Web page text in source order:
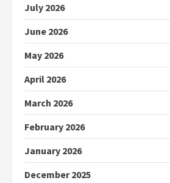
July 2026
June 2026
May 2026
April 2026
March 2026
February 2026
January 2026
December 2025